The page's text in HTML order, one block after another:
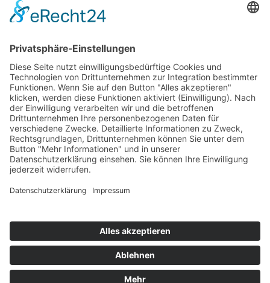
Personen
Nationale Kooperationen
L.E.V.
Nachlese
Soziales Engagement
Materialien und Links
Personen
Kontakt
ÖKOLOG/PILGRIM
Aktuelles
Materialien & Links
Landes-ARGE-Lehrer:innengesundheit
PHDL-Chor
Improtheater
Kapelle
Weiße Galerie
Aktuelles